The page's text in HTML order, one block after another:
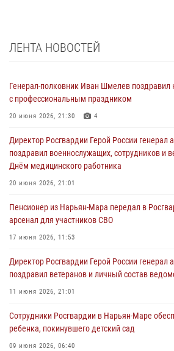
ЛЕНТА НОВОСТЕЙ
Генерал-полковник Иван Шмелев поздравил
с профессиональным праздником
20 июня 2026, 21:30 4
Директор Росгвардии Герой России генерал
поздравил военнослужащих, сотрудников и
Днём медицинского работника
20 июня 2026, 21:01
Пенсионер из Нарьян-Мара передал в
арсенал для участников СВО
17 июня 2026, 11:53
Директор Росгвардии Герой России генерал
поздравил ветеранов и личный состав
11 июня 2026, 21:01
Сотрудники Росгвардии в Нарьян-Маре
ребенка, покинувшего детский сад
09 июня 2026, 06:40